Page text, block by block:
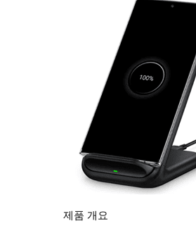
제품 개요